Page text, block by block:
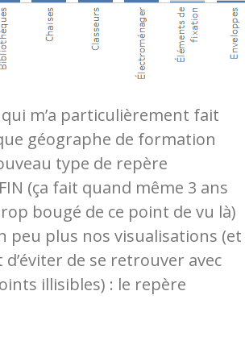
m’a particulièrement fait
géographe de formation
type de repère
(ça fait quand même 3 ans
bougé de ce point de vu là)
peu plus nos visualisations (et
de se retrouver avec
illisibles) : le repère